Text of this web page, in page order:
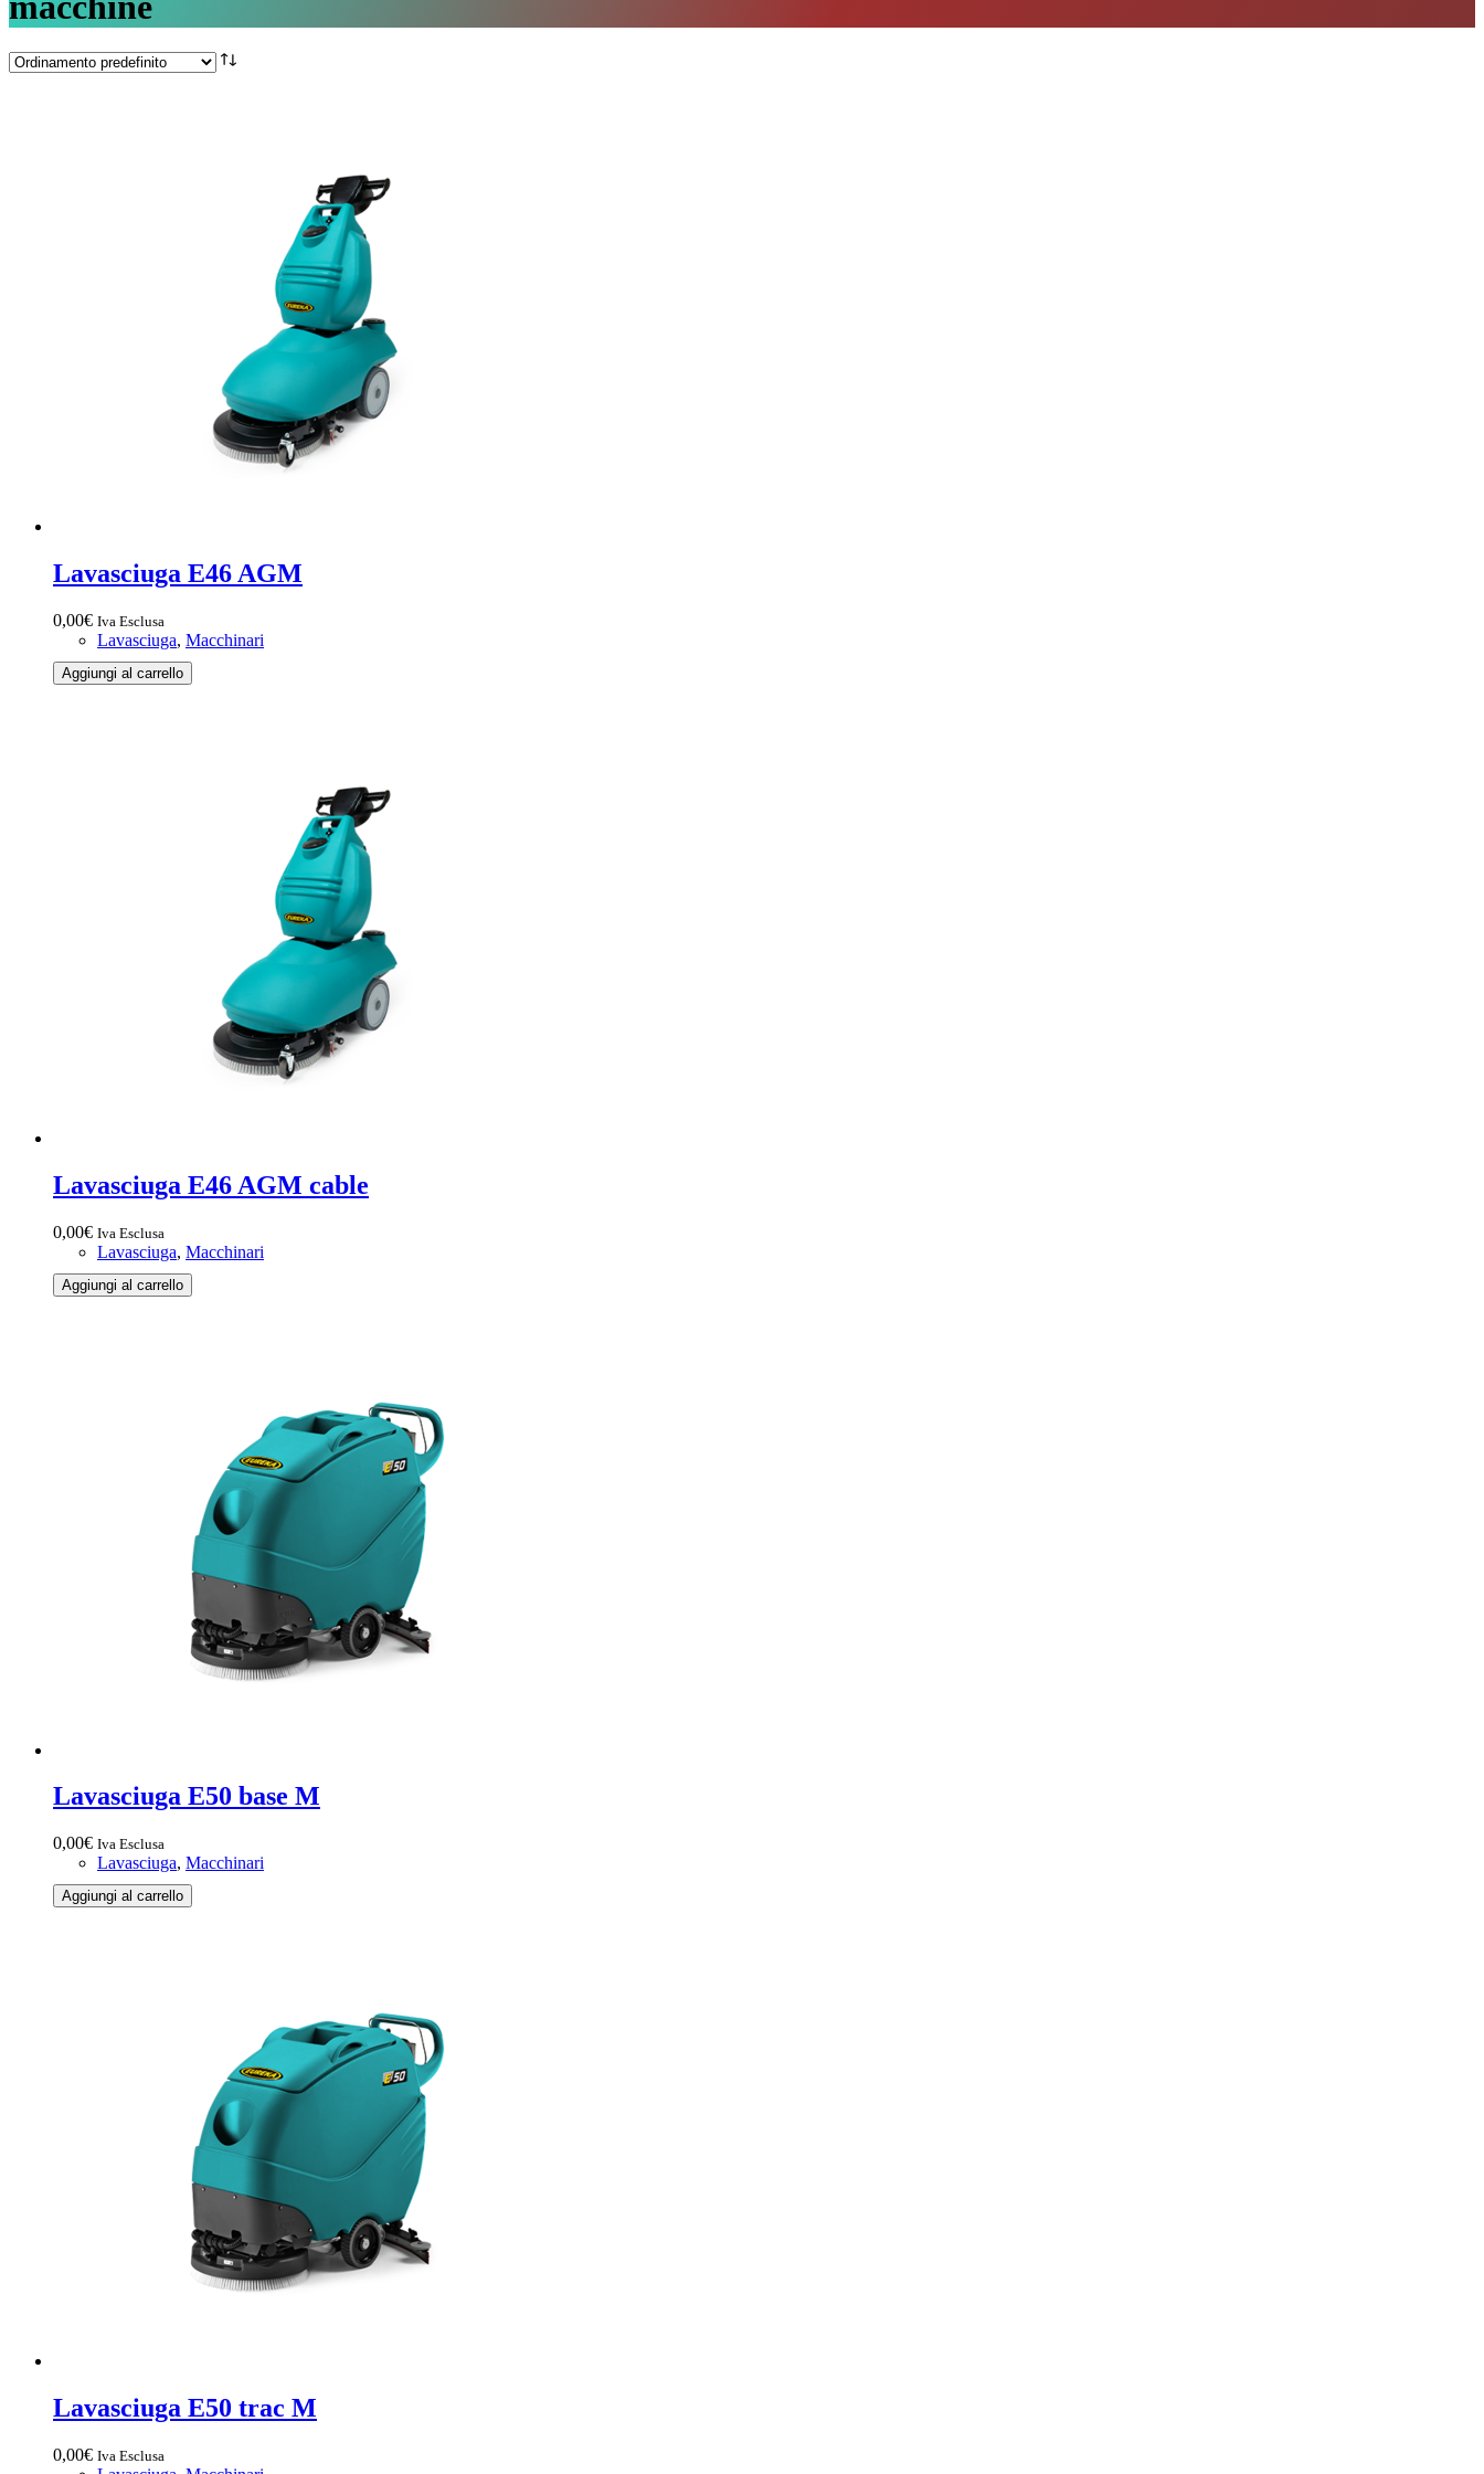
Lavasciuga E46 AGM
0,00€ Iva Esclusa
Lavasciuga, Macchinari
Lavasciuga
E46
Aggiungi al carrello
Lavasciuga E46 AGM cable
0,00€ Iva Esclusa
Lavasciuga, Macchinari
Lavasciuga
E46
Aggiungi al carrello
Lavasciuga E50 base M
0,00€ Iva Esclusa
Lavasciuga, Macchinari
Lavasciuga
E50
Aggiungi al carrello
Lavasciuga E50 trac M
0,00€ Iva Esclusa